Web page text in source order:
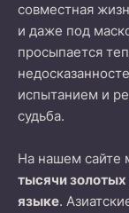
совместная
и даже под
просыпается
испытанием и
судьба.
На нашем сайте
тысячи
языке.